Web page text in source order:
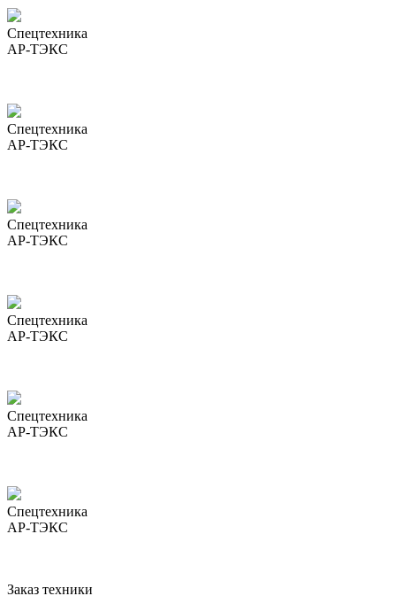
Спецтехника
АР-ТЭКС
Спецтехника
АР-ТЭКС
Спецтехника
АР-ТЭКС
Спецтехника
АР-ТЭКС
Спецтехника
АР-ТЭКС
Спецтехника
АР-ТЭКС
Заказ техники